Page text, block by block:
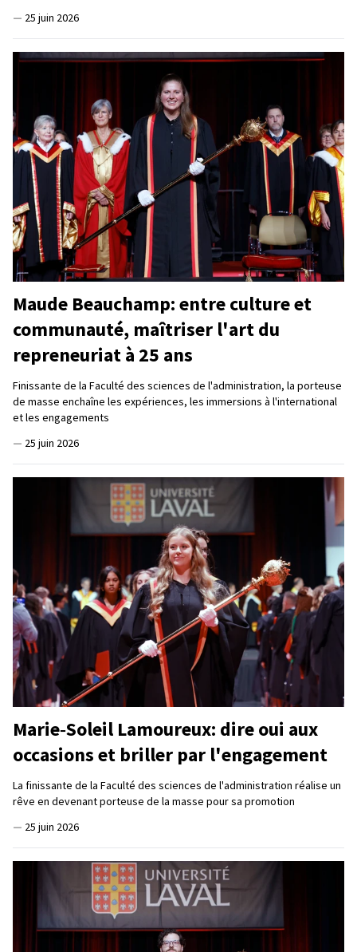
— 25 juin 2026
Maude Beauchamp: entre culture et
communauté, maîtriser l'art du
repreneuriat à 25 ans
Finissante de la Faculté des sciences de l'administration, la porteuse
de masse enchaîne les expériences, les immersions à l'international
et les engagements
— 25 juin 2026
Marie‑Soleil Lamoureux: dire oui aux
occasions et briller par l'engagement
La finissante de la Faculté des sciences de l'administration réalise un
rêve en devenant porteuse de la masse pour sa promotion
— 25 juin 2026